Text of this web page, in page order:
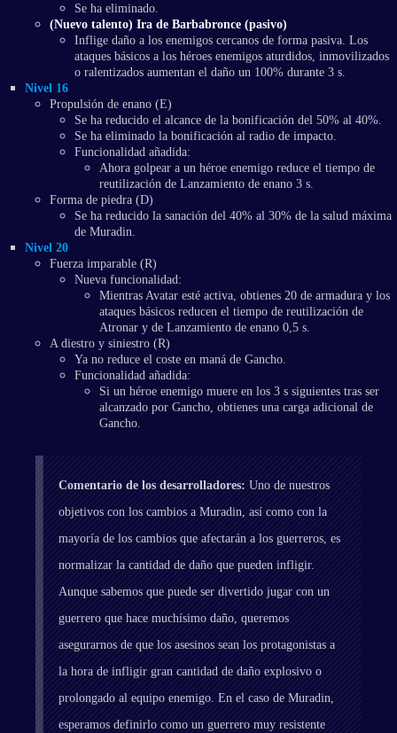
Se ha eliminado.
(Nuevo talento) Ira de Barbabronce (pasivo)
Inflige daño a los enemigos cercanos de forma pasiva. Los
ataques básicos a los héroes enemigos aturdidos, inmovilizados
o ralentizados aumentan el daño un 100% durante 3 s.
Nivel 16
Propulsión de enano (E)
Se ha reducido el alcance de la bonificación del 50% al 40%.
Se ha eliminado la bonificación al radio de impacto.
Funcionalidad añadida:
Ahora golpear a un héroe enemigo reduce el tiempo de
reutilización de Lanzamiento de enano 3 s.
Forma de piedra (D)
Se ha reducido la sanación del 40% al 30% de la salud máxima
de Muradin.
Nivel 20
Fuerza imparable (R)
Nueva funcionalidad:
Mientras Avatar esté activa, obtienes 20 de armadura y los
ataques básicos reducen el tiempo de reutilización de
Atronar y de Lanzamiento de enano 0,5 s.
A diestro y siniestro (R)
Ya no reduce el coste en maná de Gancho.
Funcionalidad añadida:
Si un héroe enemigo muere en los 3 s siguientes tras ser
alcanzado por Gancho, obtienes una carga adicional de
Gancho.
Comentario de los desarrolladores: Uno de nuestros
objetivos con los cambios a Muradin, así como con la
mayoría de los cambios que afectarán a los guerreros, es
normalizar la cantidad de daño que pueden infligir.
Aunque sabemos que puede ser divertido jugar con un
guerrero que hace muchísimo daño, queremos
asegurarnos de que los asesinos sean los protagonistas a
la hora de infligir gran cantidad de daño explosivo o
prolongado al equipo enemigo. En el caso de Muradin,
esperamos definirlo como un guerrero muy resistente